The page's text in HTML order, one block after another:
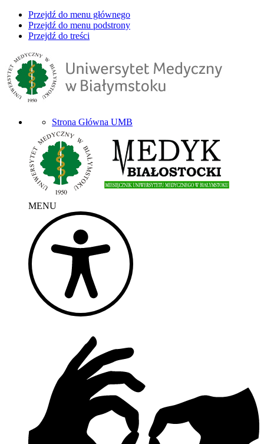
Przejdź do menu głównego
Przejdź do menu podstrony
Przejdź do treści
Strona Główna UMB
MENU